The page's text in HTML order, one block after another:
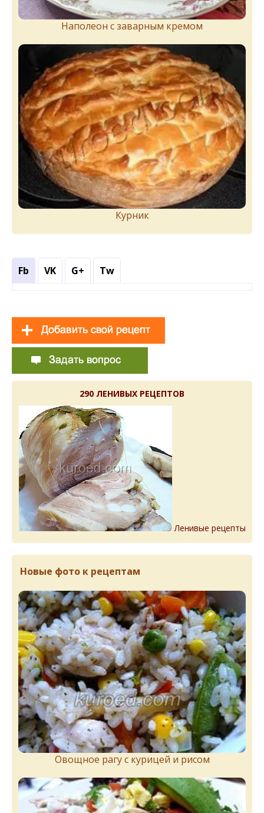
Наполеон с заварным кремом
Курник
Fb VK G+ Tw
290 ЛЕНИВЫХ РЕЦЕПТОВ
Ленивые рецепты
Новые фото к рецептам
Овощное рагу с курицей и рисом